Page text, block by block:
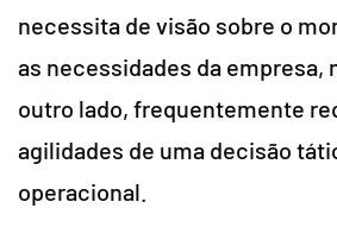
necessita de visão sobre o
as necessidades da empresa,
outro lado, frequentemente
agilidades de uma decisão
operacional.